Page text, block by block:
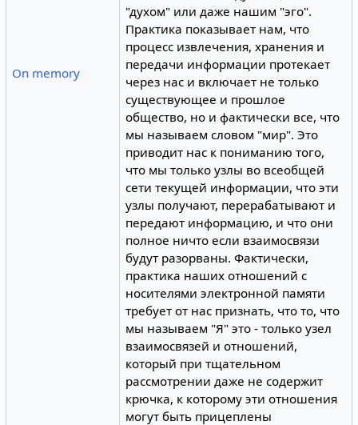
On memory
"духом" или даже нашим "эго".
Практика показывает нам, что
процесс извлечения, хранения и
передачи информации протекает
через нас и включает не только
существующее и прошлое
общество, но и фактически все, что
мы называем словом "мир". Это
приводит нас к пониманию того,
что мы только узлы во всеобщей
сети текущей информации, что эти
узлы получают, перерабатывают и
передают информацию, и что они
полное ничто если взаимосвязи
будут разорваны. Фактически,
практика наших отношений с
носителями электронной памяти
требует от нас признать, что то, что
мы называем "Я" это - только узел
взаимосвязей и отношений,
который при тщательном
рассмотрении даже не содержит
крючка, к которому эти отношения
могут быть прицеплены